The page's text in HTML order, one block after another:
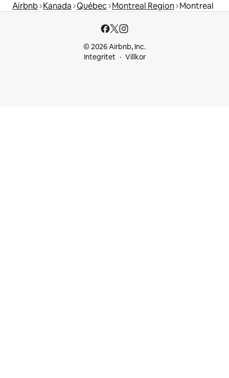
Airbnb Kanada Québec Montreal Region Montreal
© 2026 Airbnb, Inc.
Integritet
Villkor